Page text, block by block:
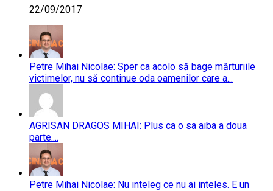
22/09/2017
Petre Mihai Nicolae: Sper ca acolo să bage mărturiile
victimelor, nu să continue oda oamenilor care a...
AGRISAN DRAGOS MIHAI: Plus ca o sa aiba a doua
parte....
Petre Mihai Nicolae: Nu inteleg ce nu ai inteles. E un